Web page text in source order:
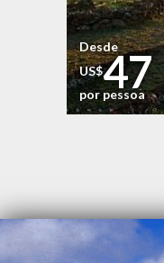
Desde
US$47
por pessoa